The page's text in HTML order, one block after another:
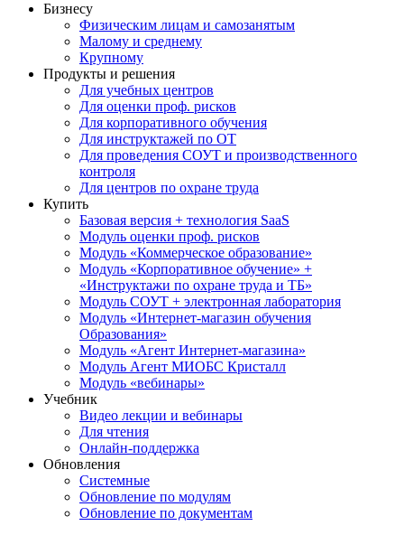
Бизнесу
Физическим лицам и самозанятым
Малому и среднему
Крупному
Продукты и решения
Для учебных центров
Для оценки проф. рисков
Для корпоративного обучения
Для инструктажей по ОТ
Для проведения СОУТ и производственного
контроля
Для центров по охране труда
Купить
Базовая версия + технология SaaS
Модуль оценки проф. рисков
Модуль «Коммерческое образование»
Модуль «Корпоративное обучение» +
«Инструктажи по охране труда и ТБ»
Модуль СОУТ + электронная лаборатория
Модуль «Интернет-магазин обучения
Образования»
Модуль «Агент Интернет-магазина»
Модуль Агент МИОБС Кристалл
Модуль «вебинары»
Учебник
Видео лекции и вебинары
Для чтения
Онлайн-поддержка
Обновления
Системные
Обновление по модулям
Обновление по документам